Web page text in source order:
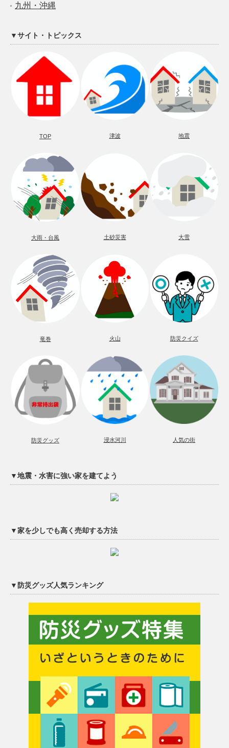
九州・沖縄
▼サイト・トピックス
TOP 津波 地震
大雨・台風 土砂災害 大雪
竜巻 火山 防災クイズ
防災グッズ 浸水河川 人気の街
▼地震・水害に強い家を建てよう
▼家を少しでも高く売却する方法
▼防災グッズ人気ランキング